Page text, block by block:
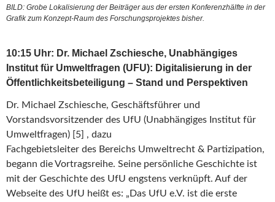
BILD: Grobe Lokalisierung der Beiträger aus der ersten Konferenzhälfte in der
Grafik zum Konzept-Raum des Forschungsprojektes bisher.
10:15 Uhr: Dr. Michael Zschiesche, Unabhängiges
Institut für Umweltfragen (UFU): Digitalisierung in der
Öffentlichkeitsbeteiligung – Stand und Perspektiven
Dr. Michael Zschiesche, Geschäftsführer und
Vorstandsvorsitzender des UfU (Unabhängiges Institut für
Umweltfragen) [5] , dazu
Fachgebietsleiter des Bereichs Umweltrecht & Partizipation,
begann die Vortragsreihe. Seine persönliche Geschichte ist
mit der Geschichte des UfU engstens verknüpft. Auf der
Webseite des UfU heißt es: „Das UfU e.V. ist die erste